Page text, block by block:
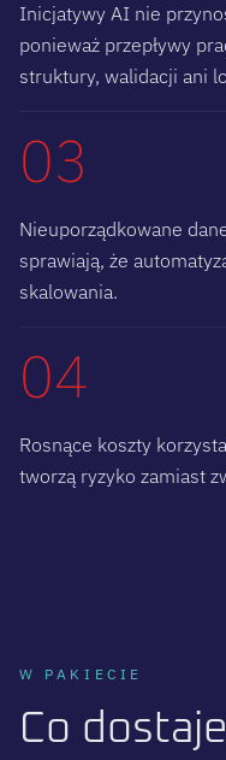
Inicjatywy AI nie
ponieważ przepływy
struktury, walidacji ani
03
Nieuporządkowane
sprawiają, że
skalowania.
04
Rosnące koszty
tworzą ryzyko zamiast
W PAKIECIE
Co dostaje